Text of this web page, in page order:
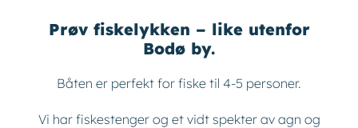
Prøv fiskelykken – like utenfor
Bodø by.
Båten er perfekt for fiske til 4-5 personer.
Vi har fiskestenger og et vidt spekter av agn og